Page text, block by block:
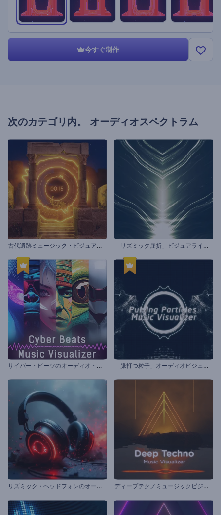
今すぐ制作
次のカテゴリ内。 オーディオスペクトラム
古
代遺跡ミュージック・ビジュアライザー 「
リズミック屈折」ビジュアライザー
サ
イバー・ビーツのオーディオ・ビジュアライザー 「
脈打つ粒子」オーディオビジュアライザー
リ
ズミック・ヘッドフォンのオーディオ・ビジュアライザー デ
ィープテクノミュージックビジュアライザー